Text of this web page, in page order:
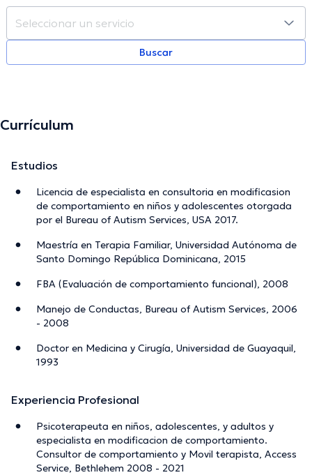
Buscar
Currículum
Estudios
Licencia de especialista en consultoria en modificasion
de comportamiento en niños y adolescentes otorgada
por el Bureau of Autism Services, USA 2017.
Maestría en Terapia Familiar, Universidad Autónoma de
Santo Domingo República Dominicana, 2015
FBA (Evaluación de comportamiento funcional), 2008
Manejo de Conductas, Bureau of Autism Services, 2006
- 2008
Doctor en Medicina y Cirugía, Universidad de Guayaquil,
1993
Experiencia Profesional
Psicoterapeuta en niños, adolescentes, y adultos y
especialista en modificacion de comportamiento.
Consultor de comportamiento y Movil terapista, Access
Service, Bethlehem 2008 - 2021